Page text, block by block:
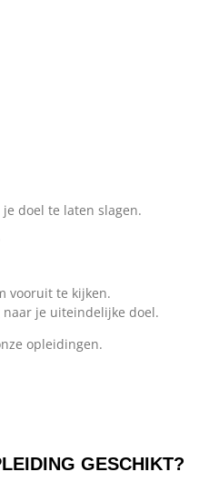
doel te laten slagen.
vooruit te kijken.
naar je uiteindelijke doel.
opleidingen.
GESCHIKT?